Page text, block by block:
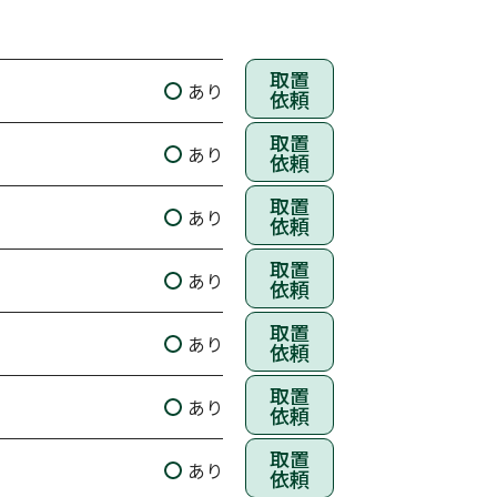
あり 取置
依頼
あり 取置
依頼
あり 取置
依頼
あり 取置
依頼
あり 取置
依頼
あり 取置
依頼
あり 取置
依頼